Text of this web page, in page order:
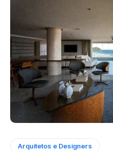
Arquitetos e Designers